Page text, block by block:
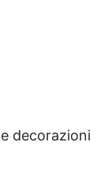
decorazioni